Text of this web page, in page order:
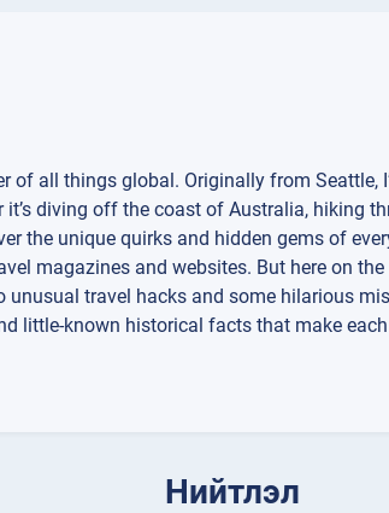
of all things global. Originally from Seattle,
diving off the coast of Australia, hiking
the unique quirks and hidden gems of
magazines and websites. But here on
travel hacks and some hilarious
little-known historical facts that make
Нийтлэл